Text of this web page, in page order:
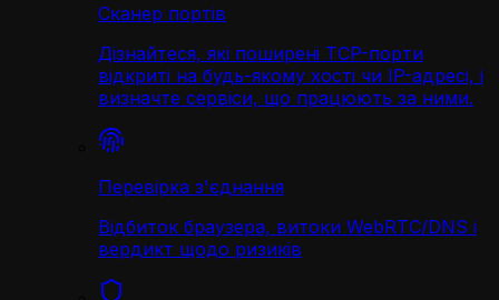
Сканер портів
Дізнайтеся, які поширені TCP-порти
відкриті на будь-якому хості чи IP-адресі, і
визначте сервіси, що працюють за ними.
Перевірка з'єднання
Відбиток браузера, витоки WebRTC/DNS і
вердикт щодо ризиків